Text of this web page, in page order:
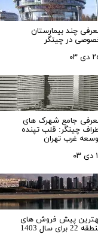
چند بیمارستان
در چیتگر
۰۳
جامع شهرک‌ های
چیتگر: قلب تپنده
غرب تهران
پیش فروش های
22 برای سال 1403